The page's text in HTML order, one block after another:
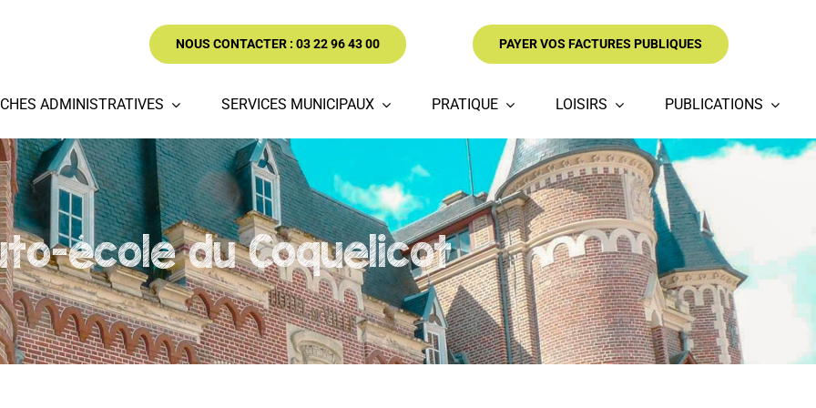
NOUS CONTACTER : 03 22 96 43 00 PAYER VOS FACTURES PUBLIQUES
ADMINISTRATIVES SERVICES MUNICIPAUX PRATIQUE LOISIRS PUBLICATIONS
école du Coquelicot